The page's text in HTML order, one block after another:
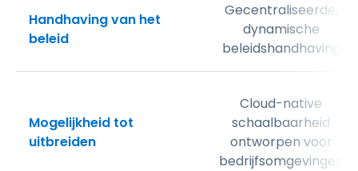
Handhaving van het
beleid
Gecentraliseerde,
dynamische
beleidshandhaving
Mogelijkheid tot
uitbreiden
Cloud-native
schaalbaarheid
ontworpen voor
bedrijfsomgevingen